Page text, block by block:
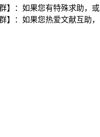
】：如果您有特殊求助，
】：如果您热爱文献互助